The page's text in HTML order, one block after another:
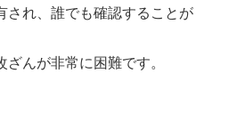
され、誰でも確認することが
んが非常に困難です。